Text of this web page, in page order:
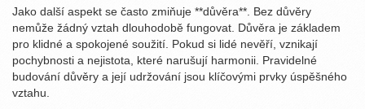
Jako další aspekt se často zmiňuje **důvěra**. Bez důvěry
nemůže žádný vztah dlouhodobě fungovat. Důvěra je základem
pro klidné a spokojené soužití. Pokud si lidé nevěří, vznikají
pochybnosti a nejistota, které narušují harmonii. Pravidelné
budování důvěry a její udržování jsou klíčovými prvky úspěšného
vztahu.